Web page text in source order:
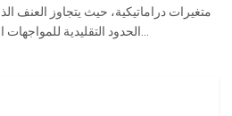
متغيرات دراماتيكية، حيث يتجاوز العنف